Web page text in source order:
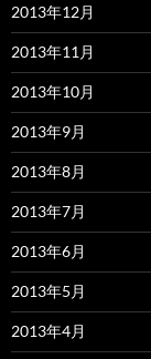
2013年12月
2013年11月
2013年10月
2013年9月
2013年8月
2013年7月
2013年6月
2013年5月
2013年4月